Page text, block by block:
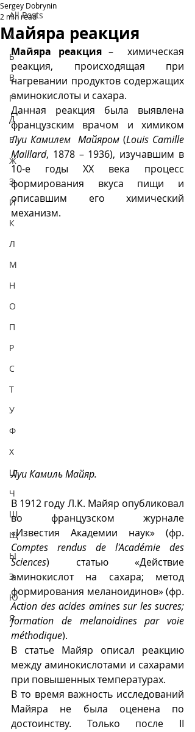
All Posts
А
Б
В
Г
Д
Е
Ж
З
И
К
Л
М
Н
О
П
Р
С
Т
У
Ф
Х
Ц
Ч
Ш
Щ
Ы
Э
Ю
Я
Майяра реакция
Sergey Dobrynin
2 min read
Майяра реакция –  химическая
реакция, происходящая при
нагревании продуктов содержащих
аминокислоты и сахара.
Данная реакция была выявлена
Луи Камилем  Майяром (Louis Camille
Maillard, 1878 – 1936), изучавшим в
10-е годы ХХ века процесс
формирования вкуса пищи и
описавшим его химический
механизм.
Луи Камиль Майяр.
В 1912 году Л.К. Майяр опубликовал
во французском журнале
Comptes rendus de l'Académie des
Sciences) статью «Действие
аминокислот на сахара; метод
Action des acides amines sur les sucres;
formation de melanoidines par voie
méthodique).
В статье Майяр описал реакцию
между аминокислотами и сахарами
при повышенных температурах.
В то время важность исследований
Майяра не была оценена по
достоинству. Только после II